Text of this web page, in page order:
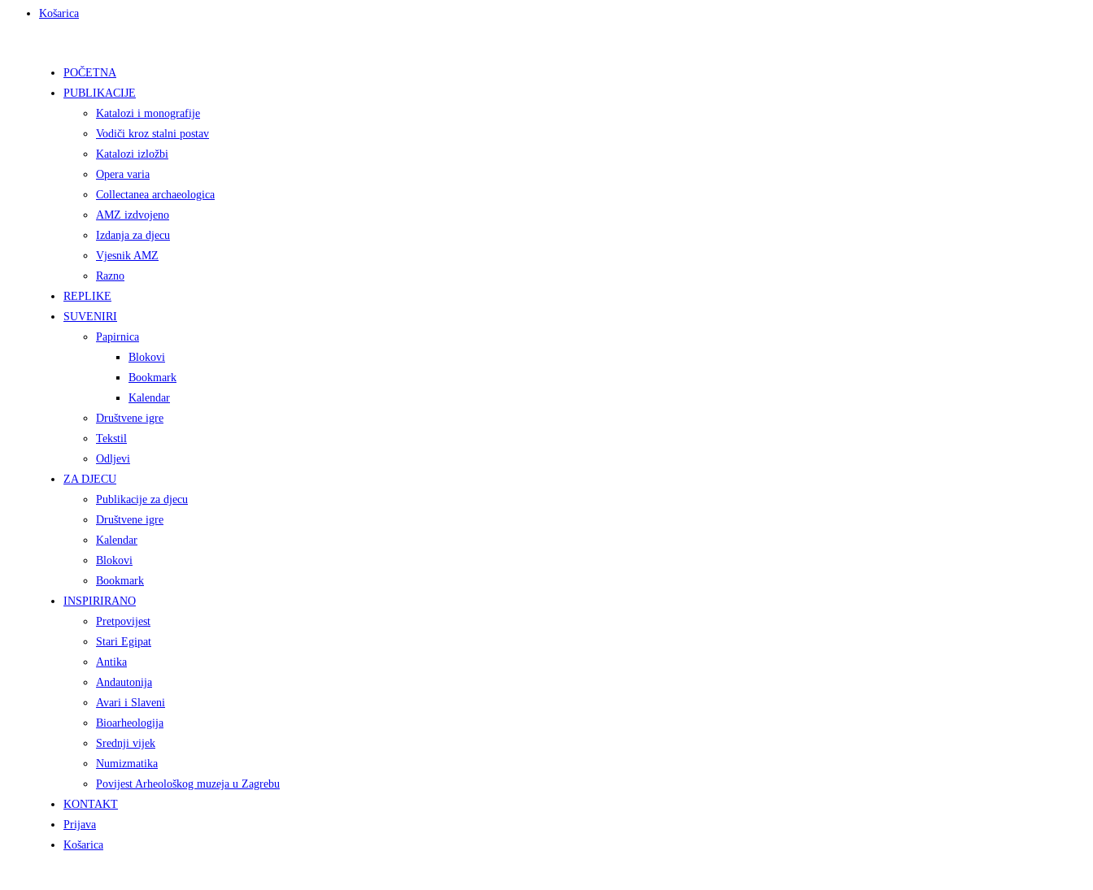
Košarica
POČETNA
PUBLIKACIJE
Katalozi i monografije
Vodiči kroz stalni postav
Katalozi izložbi
Opera varia
Collectanea archaeologica
AMZ izdvojeno
Izdanja za djecu
Vjesnik AMZ
Razno
REPLIKE
SUVENIRI
Papirnica
Blokovi
Bookmark
Kalendar
Društvene igre
Tekstil
Odljevi
ZA DJECU
Publikacije za djecu
Društvene igre
Kalendar
Blokovi
Bookmark
INSPIRIRANO
Pretpovijest
Stari Egipat
Antika
Andautonija
Avari i Slaveni
Bioarheologija
Srednji vijek
Numizmatika
Povijest Arheološkog muzeja u Zagrebu
KONTAKT
Prijava
Košarica